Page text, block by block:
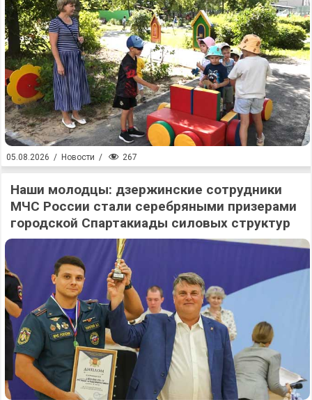
05.08.2026 / Новости / 267
Наши молодцы: дзержинские сотрудники
МЧС России стали серебряными призерами
городской Спартакиады силовых структур